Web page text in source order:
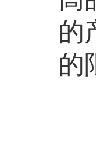
的
的